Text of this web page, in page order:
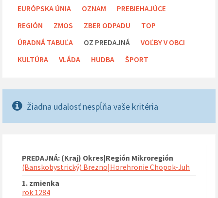
EURÓPSKA ÚNIA
OZNAM
PREBIEHAJÚCE
REGIÓN
ZMOS ZBER ODPADU
TOP
ÚRADNÁ TABUĽA
OZ PREDAJNÁ
VOĽBY V OBCI
KULTÚRA
VLÁDA HUDBA ŠPORT
Žiadna udalosť nespĺňa vaše kritéria
PREDAJNÁ: (Kraj) Okres|Región Mikroregión
(Banskobystrický) Brezno|Horehronie Chopok-Juh
1. zmienka
rok 1284